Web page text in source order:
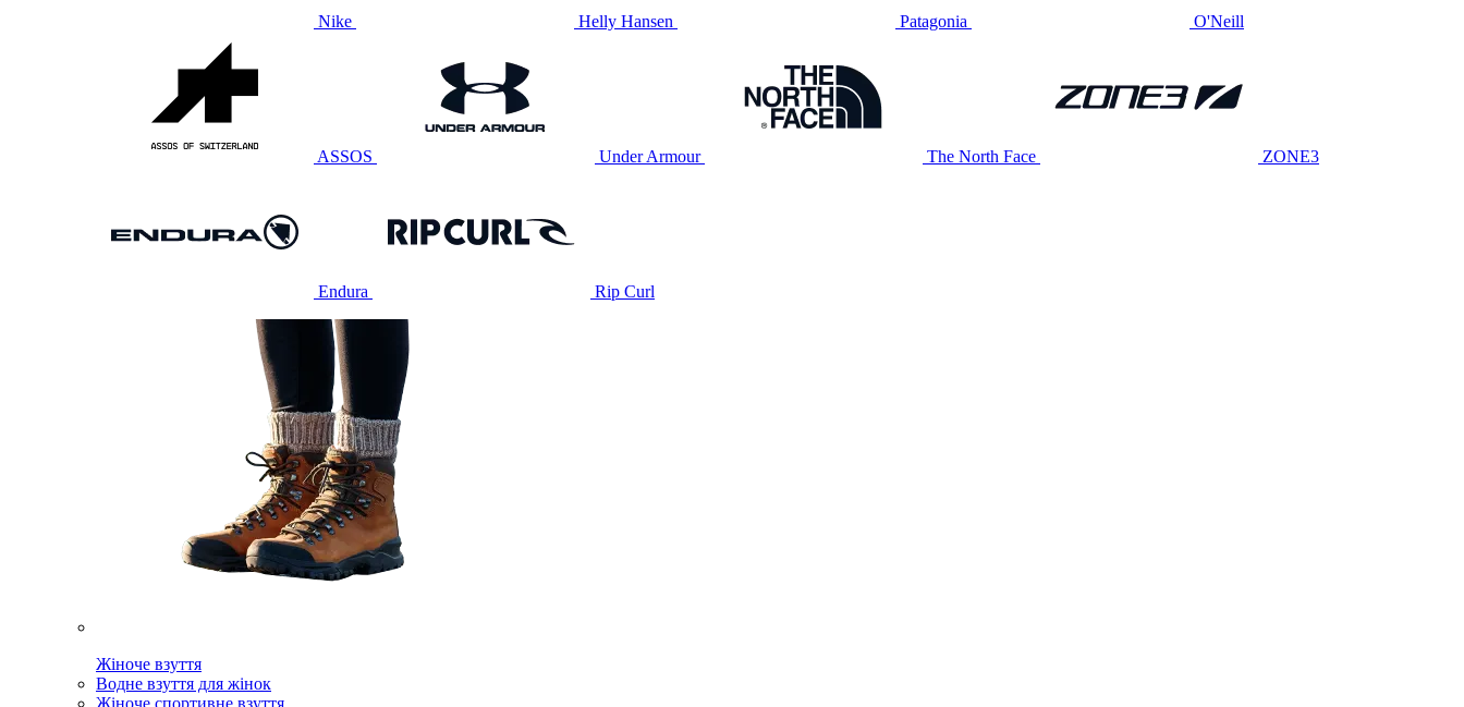
Nike Helly Hansen Patagonia O'Neill
ASSOS Under Armour The North Face ZONE3
Endura Rip Curl
Жіноче взуття
Водне взуття для жінок
Жіноче спортивне взуття